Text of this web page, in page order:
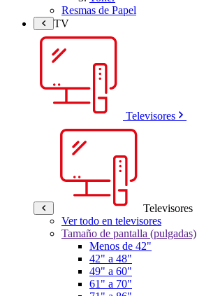
Resmas de Papel
TV
Televisores
Televisores
Ver todo en televisores
Tamaño de pantalla (pulgadas)
Menos de 42"
42" a 48"
49" a 60"
61" a 70"